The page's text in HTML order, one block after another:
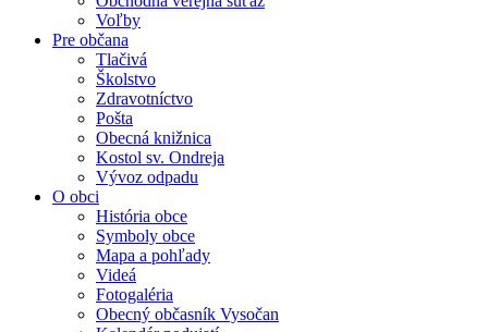
Voľby
Pre občana
Tlačivá
Školstvo
Zdravotníctvo
Pošta
Obecná knižnica
Kostol sv. Ondreja
Vývoz odpadu
O obci
História obce
Symboly obce
Mapa a pohľady
Videá
Fotogaléria
Obecný občasník Vysočan